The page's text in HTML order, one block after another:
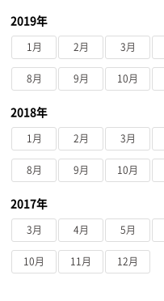
2019年
1月 2月 3月
8月 9月 10月
2018年
1月 2月 3月
8月 9月 10月
2017年
3月 4月 5月
10月 11月 12月